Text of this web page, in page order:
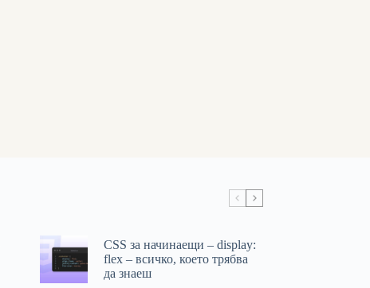
CSS за начинаещи – display:
flex – всичко, което трябва
да знаеш